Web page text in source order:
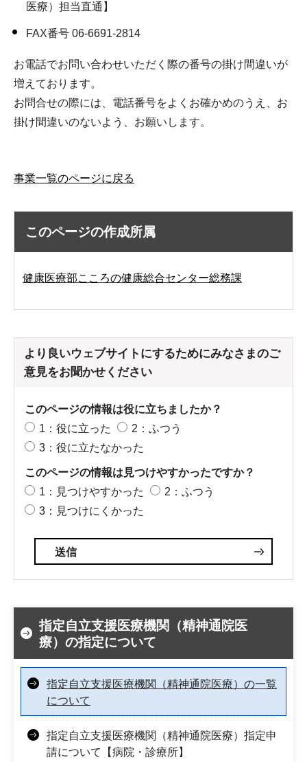
医療）担当直通】
FAX番号 06-6691-2814
お電話でお問い合わせいただく際の番号の掛け間違いが
増えております。
お問合せの際には、電話番号をよくお確かめのうえ、お
掛け間違いのないよう、お願いします。
事業一覧のページに戻る
このページの作成所属
健康医療部こころの健康総合センター総務課
より良いウェブサイトにするためにみなさまのご
意見をお聞かせください
このページの情報は役に立ちましたか？
1：役に立った
2：ふつう
3：役に立たなかった
このページの情報は見つけやすかったですか？
1：見つけやすかった
2：ふつう
3：見つけにくかった
指定自立支援医療機関（精神通院医
療）の指定について
指定自立支援医療機関（精神通院医療）の一覧
について
指定自立支援医療機関（精神通院医療）指定申
請について【病院・診療所】